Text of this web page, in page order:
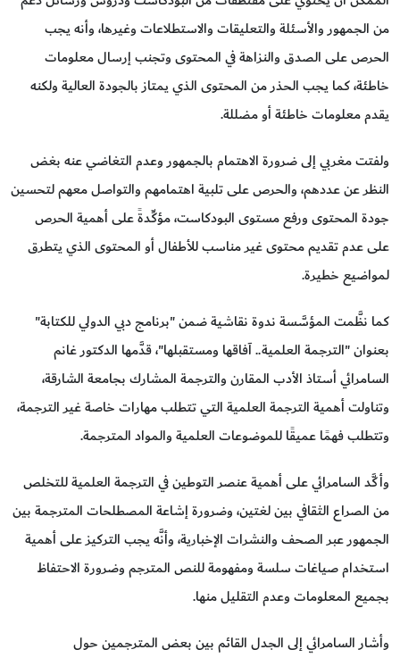
من الجمهور والأسئلة والتعليقات والاستطلاعات وغيرها، وأنه يجب
الحرص على الصدق والنزاهة في المحتوى وتجنب إرسال معلومات
خاطئة، كما يجب الحذر من المحتوى الذي يمتاز بالجودة العالية ولكنه
يقدم معلومات خاطئة أو مضللة.
ولفتت مغربي إلى ضرورة الاهتمام بالجمهور وعدم التغاضي عنه بغض
النظر عن عددهم، والحرص على تلبية اهتمامهم والتواصل معهم لتحسين
جودة المحتوى ورفع مستوى البودكاست، مؤكِّدةً على أهمية الحرص
على عدم تقديم محتوى غير مناسب للأطفال أو المحتوى الذي يتطرق
لمواضيع خطيرة.
كما نظَّمت المؤسَّسة ندوة نقاشية ضمن "برنامج دبي الدولي للكتابة"
بعنوان "الترجمة العلمية.. آفاقها ومستقبلها"، قدَّمها الدكتور غانم
السامرائي أستاذ الأدب المقارن والترجمة المشارك بجامعة الشارقة،
وتناولت أهمية الترجمة العلمية التي تتطلب مهارات خاصة غير الترجمة،
وتتطلب فهمًا عميقًا للموضوعات العلمية والمواد المترجمة.
وأكَّد السامرائي على أهمية عنصر التوطين في الترجمة العلمية للتخلص
من الصراع الثقافي بين لغتين، وضرورة إشاعة المصطلحات المترجمة بين
الجمهور عبر الصحف والنشرات الإخبارية، وأنَّه يجب التركيز على أهمية
استخدام صياغات سلسة ومفهومة للنص المترجم وضرورة الاحتفاظ
بجميع المعلومات وعدم التقليل منها.
وأشار السامرائي إلى الجدل القائم بين بعض المترجمين حول